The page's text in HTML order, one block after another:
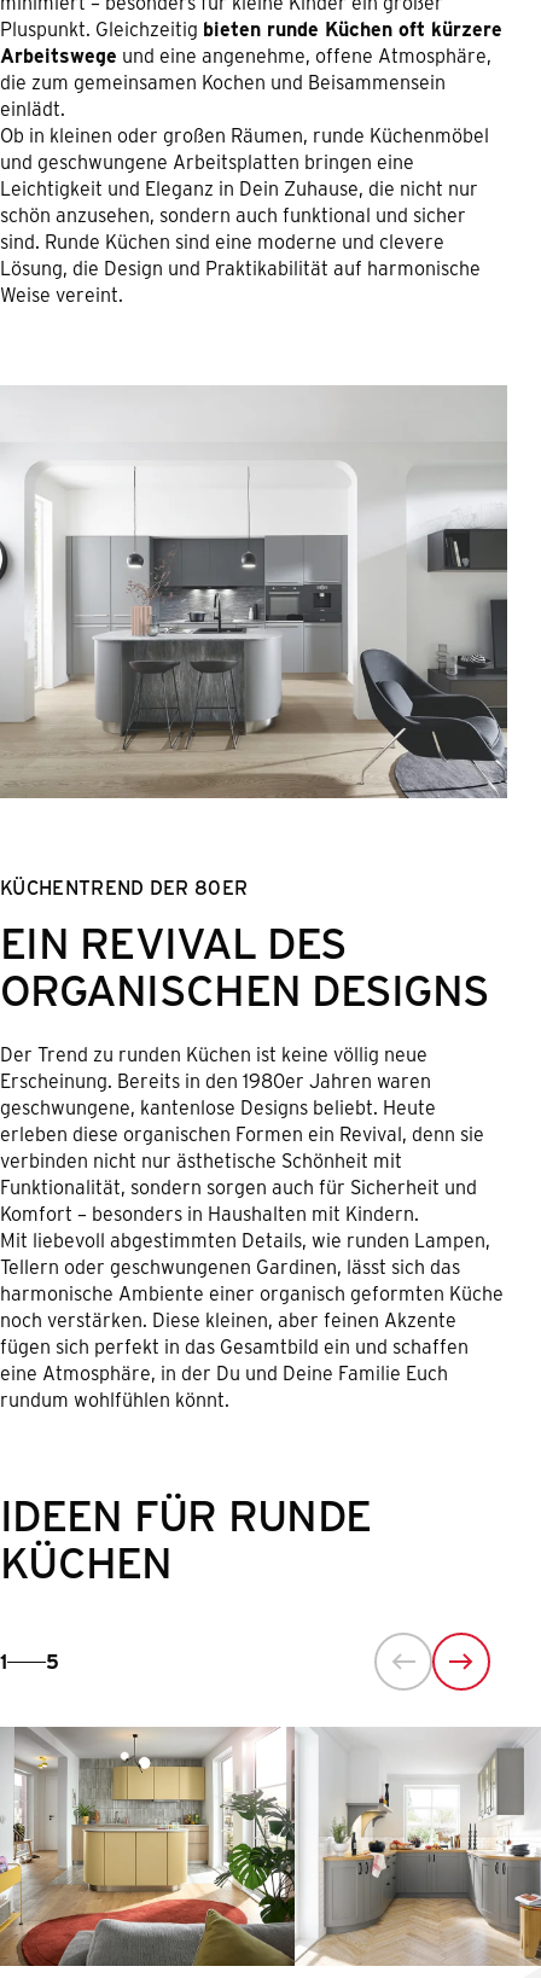
Pluspunkt. Gleichzeitig bieten runde Küchen oft kürzere
Arbeitswege und eine angenehme, offene Atmosphäre,
die zum gemeinsamen Kochen und Beisammensein
einlädt.
Ob in kleinen oder großen Räumen, runde Küchenmöbel
und geschwungene Arbeitsplatten bringen eine
Leichtigkeit und Eleganz in Dein Zuhause, die nicht nur
schön anzusehen, sondern auch funktional und sicher
sind. Runde Küchen sind eine moderne und clevere
Lösung, die Design und Praktikabilität auf harmonische
Weise vereint.
KÜCHENTREND DER 80ER
EIN REVIVAL DES
ORGANISCHEN DESIGNS
Der Trend zu runden Küchen ist keine völlig neue
Erscheinung. Bereits in den 1980er Jahren waren
geschwungene, kantenlose Designs beliebt. Heute
erleben diese organischen Formen ein Revival, denn sie
verbinden nicht nur ästhetische Schönheit mit
Funktionalität, sondern sorgen auch für Sicherheit und
Komfort – besonders in Haushalten mit Kindern.
Mit liebevoll abgestimmten Details, wie runden Lampen,
Tellern oder geschwungenen Gardinen, lässt sich das
harmonische Ambiente einer organisch geformten Küche
noch verstärken. Diese kleinen, aber feinen Akzente
fügen sich perfekt in das Gesamtbild ein und schaffen
eine Atmosphäre, in der Du und Deine Familie Euch
rundum wohlfühlen könnt.
IDEEN FÜR RUNDE
KÜCHEN
1 5